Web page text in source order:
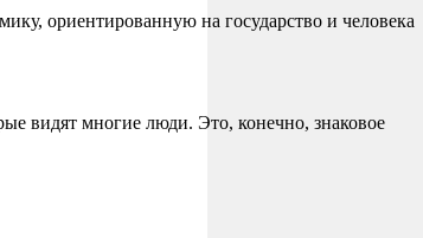
ориентированную на государство и человека
видят многие люди. Это, конечно, знаковое